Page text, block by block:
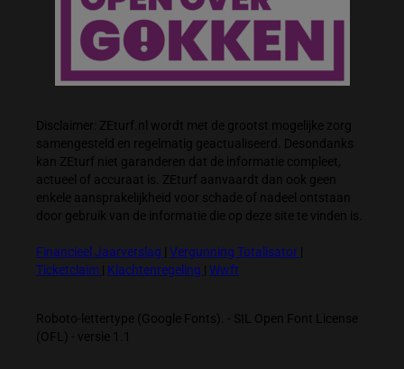
Disclaimer: ZEturf.nl wordt met de grootst mogelijke zorg
samengesteld en regelmatig geactualiseerd. Desondanks
kan ZEturf niet garanderen dat de informatie compleet,
actueel of accuraat is. ZEturf aanvaardt dan ook geen
enkele aansprakelijkheid voor schade of nadeel ontstaan
door gebruik van de informatie die op deze site te vinden is.
Financieel Jaarverslag Vergunning Totalisator
Ticketclaim
Klachtenregeling Wwft
Roboto-lettertype (Google Fonts). - SIL Open Font License
(OFL) - versie 1.1